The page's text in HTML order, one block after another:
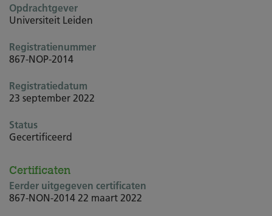
Opdrachtgever
Universiteit Leiden
Registratienummer
867-NOP-2014
Registratiedatum
23 september 2022
Status
Gecertificeerd
Certificaten
Eerder uitgegeven certificaten
867-NON-2014 22 maart 2022